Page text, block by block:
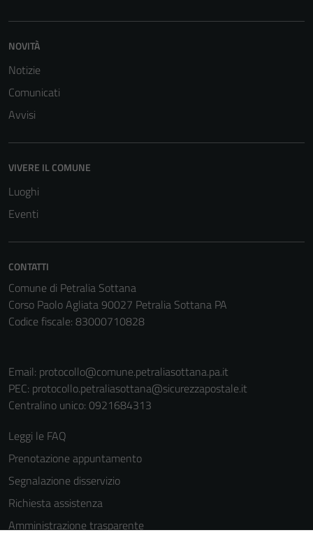
NOVITÀ
Notizie
Comunicati
Avvisi
VIVERE IL COMUNE
Luoghi
Eventi
CONTATTI
Comune di Petralia Sottana
Corso Paolo Agliata 90027 Petralia Sottana PA
Codice fiscale: 83000710828
Email: protocollo@comune.petraliasottana.pa.it
PEC: protocollo.petraliasottana@sicurezzapostale.it
Centralino unico: 0921684313
Leggi le FAQ
Prenotazione appuntamento
Segnalazione disservizio
Richiesta assistenza
Amministrazione trasparente
informazioni